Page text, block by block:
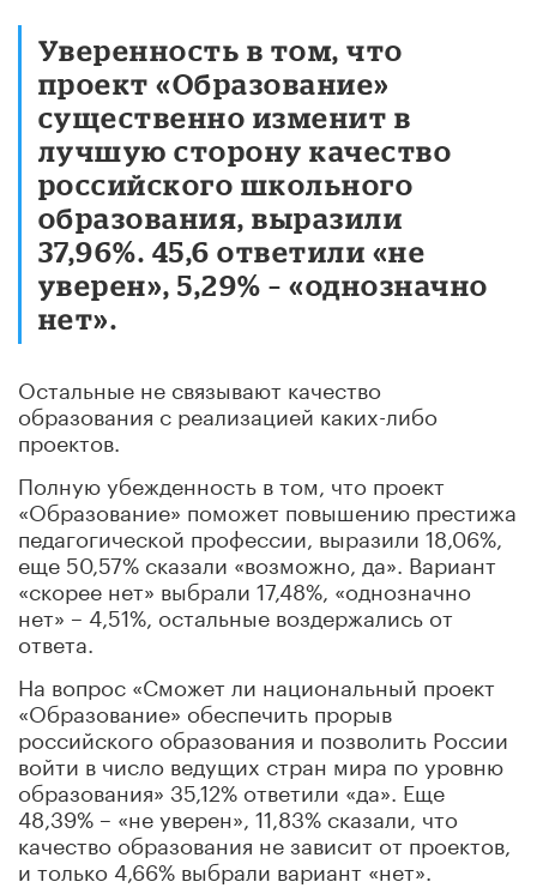
Уверенность в том, что
проект «Образование»
существенно изменит в
лучшую сторону качество
российского школьного
образования, выразили
37,96%. 45,6 ответили «не
уверен», 5,29% – «однозначно
нет».
Остальные не связывают качество
образования с реализацией каких-либо
проектов.
Полную убежденность в том, что проект
«Образование» поможет повышению престижа
педагогической профессии, выразили 18,06%,
еще 50,57% сказали «возможно, да». Вариант
«скорее нет» выбрали 17,48%, «однозначно
нет» – 4,51%, остальные воздержались от
ответа.
На вопрос «Сможет ли национальный проект
«Образование» обеспечить прорыв
российского образования и позволить России
войти в число ведущих стран мира по уровню
образования» 35,12% ответили «да». Еще
48,39% – «не уверен», 11,83% сказали, что
качество образования не зависит от проектов,
и только 4,66% выбрали вариант «нет».